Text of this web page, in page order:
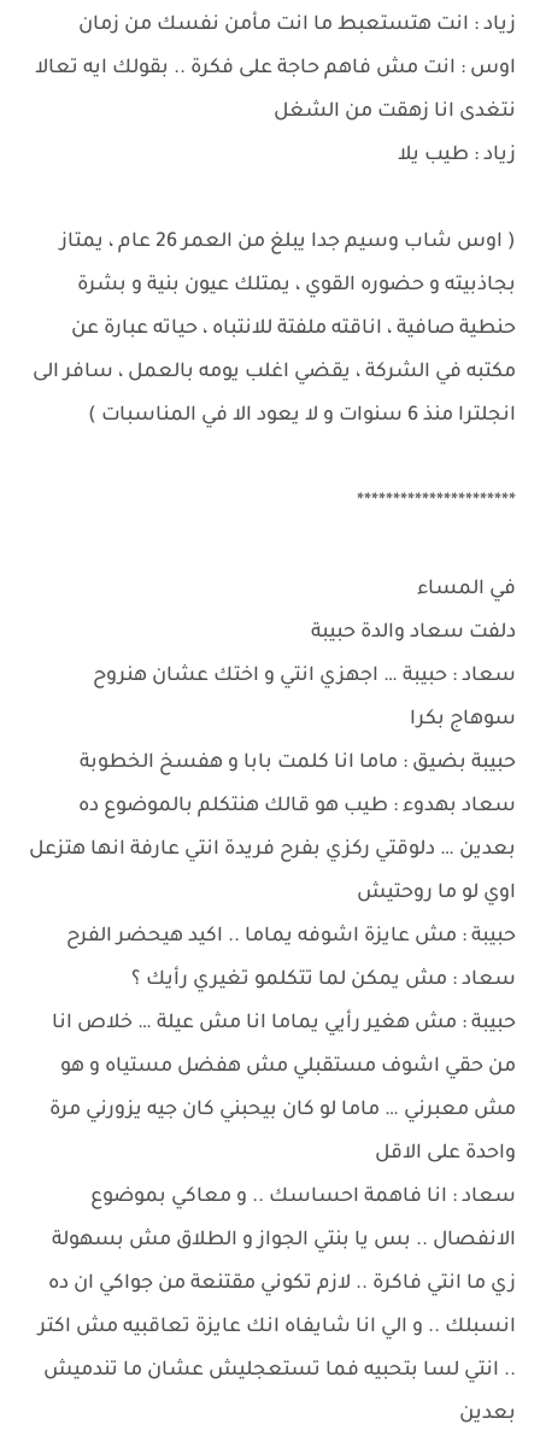
زياد : انت هتستعبط ما انت مأمن نفسك من زمان
اوس : انت مش فاهم حاجة على فكرة .. بقولك ايه تعالا
نتغدى انا زهقت من الشغل
زياد : طيب يلا
( اوس شاب وسيم جدا يبلغ من العمر 26 عام ، يمتاز
بجاذبيته و حضوره القوي ، يمتلك عيون بنية و بشرة
حنطية صافية ، اناقته ملفتة للانتباه ، حياته عبارة عن
مكتبه في الشركة ، يقضي اغلب يومه بالعمل ، سافر الى
انجلترا منذ 6 سنوات و لا يعود الا في المناسبات )
**********************
في المساء
دلفت سعاد والدة حبيبة
سعاد : حبيبة … اجهزي انتي و اختك عشان هنروح
سوهاج بكرا
حبيبة بضيق : ماما انا كلمت بابا و هفسخ الخطوبة
سعاد بهدوء : طيب هو قالك هنتكلم بالموضوع ده
بعدين … دلوقتي ركزي بفرح فريدة انتي عارفة انها هتزعل
اوي لو ما روحتيش
حبيبة : مش عايزة اشوفه يماما .. اكيد هيحضر الفرح
سعاد : مش يمكن لما تتكلمو تغيري رأيك ؟
حبيبة : مش هغير رأيي يماما انا مش عيلة … خلاص انا
من حقي اشوف مستقبلي مش هفضل مستياه و هو
مش معبرني … ماما لو كان بيحبني كان جيه يزورني مرة
واحدة على الاقل
سعاد : انا فاهمة احساسك .. و معاكي بموضوع
الانفصال .. بس يا بنتي الجواز و الطلاق مش بسهولة
زي ما انتي فاكرة .. لازم تكوني مقتنعة من جواكي ان ده
انسبلك .. و الي انا شايفاه انك عايزة تعاقبيه مش اكتر
.. انتي لسا بتحبيه فما تستعجليش عشان ما تندميش
بعدين